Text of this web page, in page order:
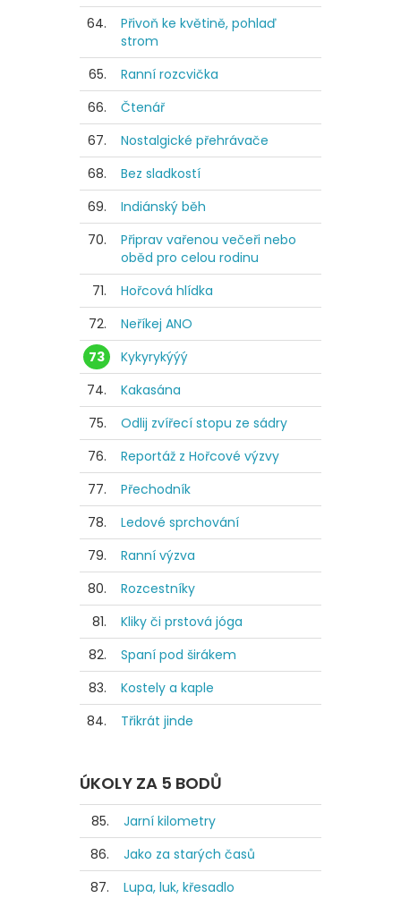
64.
Přivoň ke květině, pohlaď
strom
65.
Ranní rozcvička
66.
Čtenář
67.
Nostalgické přehrávače
68.
Bez sladkostí
69.
Indiánský běh
70.
Připrav vařenou večeři nebo
oběd pro celou rodinu
71.
Hořcová hlídka
72.
Neříkej ANO
73
Kykyrykýýý
74.
Kakasána
75.
Odlij zvířecí stopu ze sádry
76.
Reportáž z Hořcové výzvy
77.
Přechodník
78.
Ledové sprchování
79.
Ranní výzva
80.
Rozcestníky
81.
Kliky či prstová jóga
82.
Spaní pod širákem
83.
Kostely a kaple
84.
Třikrát jinde
ÚKOLY ZA 5 BODŮ
85.
Jarní kilometry
86.
Jako za starých časů
87.
Lupa, luk, křesadlo